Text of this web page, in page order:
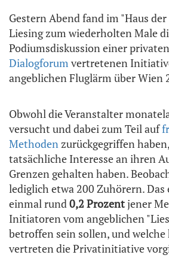
Gestern Abend fand im "Haus
Liesing zum wiederholten Male
Podiumsdiskussion einer
Dialogforum vertretenen
angeblichen Fluglärm über Wien
Obwohl die Veranstalter
versucht und dabei zum Teil auf
Methoden zurückgegriffen
tatsächliche Interesse an ihren
Grenzen gehalten haben.
lediglich etwa 200 Zuhörern.
einmal rund 0,2 Prozentjener
Initiatoren vom angeblichen
betroffen sein sollen, und
vertreten die Privatinitiative